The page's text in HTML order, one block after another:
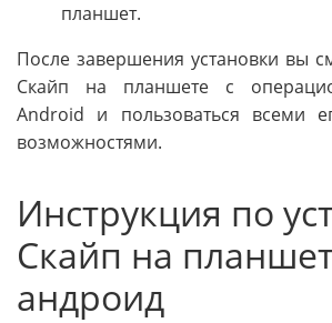
планшет.
После завершения установки вы
Скайп на планшете с
Android и пользоваться всеми
возможностями.
Инструкция по
Скайп на
андроид